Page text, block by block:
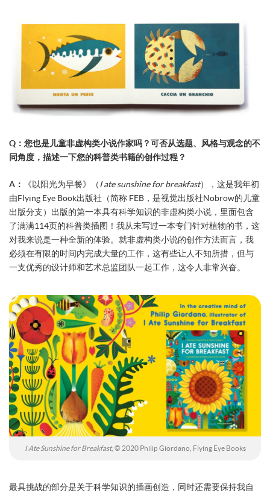
Q：您也是儿童非虚构类小说作家吗？可否从选题、风格与观念的不
同角度，描述一下您的科普类书籍的创作过程？
A： 《以阳光为早餐》（I ate sunshine for breakfast），这是我年初
由Flying Eye Book出版社（简称 FEB，是视觉出版社Nobrow的儿童
出版分支）出版的第一本具有科学知识的非虚构类小说，里面包含
了满满114页的科普类插图！我从未写过一本专门针对植物的书，这
对我来说是一种全新的体验。就非虚构类小说的创作方法而言，我
必须在有限的时间内完成大量的工作，这有些让人不知所措，但与
一支优秀的设计师和艺术总监团队一起工作，这令人非常兴奋。
I Ate Sunshine for Breakfast, © 2020 Philip Giordano, Flying Eye Books
最具挑战的部分是关于科学知识的插画创造，同时还需要保持我自